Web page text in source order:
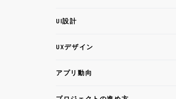
UI設計
UXデザイン
アプリ動向